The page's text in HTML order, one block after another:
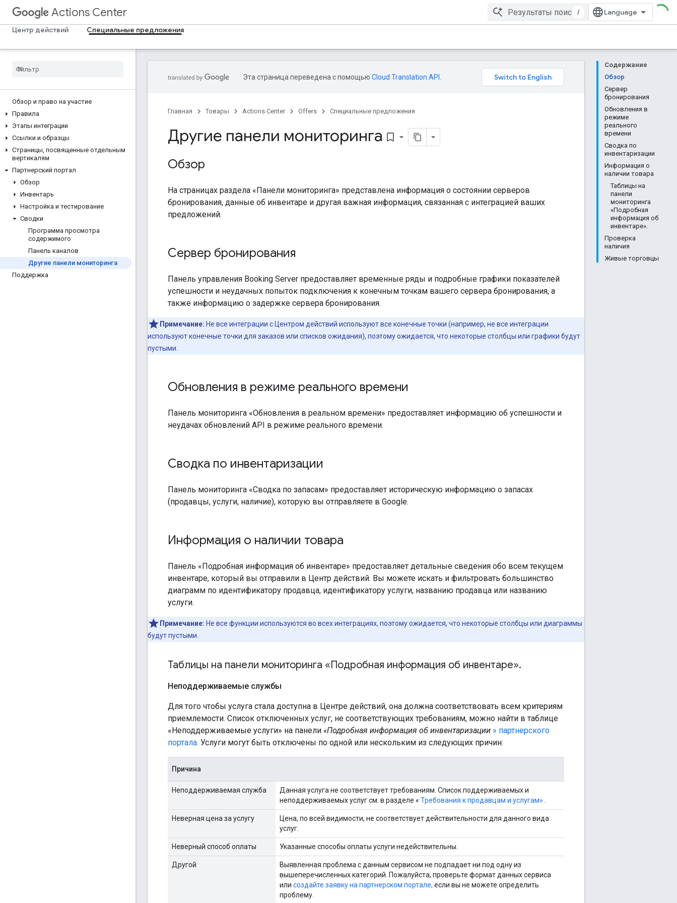
Actions Center
/
Центр действий
Специальные предложения
Обзор и право на участие
Правила
Этапы интеграции
Ссылки и образцы
Страницы, посвященные отдельным
вертикалям
Партнерский портал
Обзор
Инвентарь
Настройка и тестирование
Сводки
Программа просмотра
содержимого
Панель каналов
Другие панели мониторинга
Поддержка
Содержание
Обзор
Сервер
бронирования
Обновления в
режиме
реального
времени
Сводка по
инвентаризации
Информация о
наличии товара
Таблицы на
панели
мониторинга
«Подробная
информация об
инвентаре».
Проверка
наличия
Живые торговцы
Эта страница переведена с помощью Cloud Translation API
Главная Товары Actions Center Offers Специальные предложения
Другие панели мониторинга bookmark_border
Обзор
На страницах раздела «Панели мониторинга» представлена ​​информация о состоянии серверов
бронирования, данные об инвентаре и другая важная информация, связанная с интеграцией ваших
предложений.
Сервер бронирования
Панель управления Booking Server предоставляет временные ряды и подробные графики показателей
успешности и неудачных попыток подключения к конечным точкам вашего сервера бронирования, а
также информацию о задержке сервера бронирования.
Примечание: Не все интеграции с Центром действий используют все конечные точки (например, не все интеграции
используют конечные точки для заказов или списков ожидания), поэтому ожидается, что некоторые столбцы или графики будут
пустыми.
Обновления в режиме реального времени
Панель мониторинга «Обновления в реальном времени» предоставляет информацию об успешности и
неудачах обновлений API в режиме реального времени.
Сводка по инвентаризации
Панель мониторинга «Сводка по запасам» предоставляет историческую информацию о запасах
(продавцы, услуги, наличие), которую вы отправляете в Google.
Информация о наличии товара
Панель «Подробная информация об инвентаре» предоставляет детальные сведения обо всем текущем
инвентаре, который вы отправили в Центр действий. Вы можете искать и фильтровать большинство
диаграмм по идентификатору продавца, идентификатору услуги, названию продавца или названию
услуги.
Примечание: Не все функции используются во всех интеграциях, поэтому ожидается, что некоторые столбцы или диаграммы
будут пустыми.
Таблицы на панели мониторинга «Подробная информация об инвентаре».
Неподдерживаемые службы
Для того чтобы услуга стала доступна в Центре действий, она должна соответствовать всем критериям
приемлемости. Список отключенных услуг, не соответствующих требованиям, можно найти в таблице
«Неподдерживаемые услуги» на панели «Подробная информация об инвентаризации » партнерского
портала. Услуги могут быть отключены по одной или нескольким из следующих причин:
Причина
Неподдерживаемая служба
Данная услуга не соответствует требованиям. Список поддерживаемых и
неподдерживаемых услуг см. в разделе « Требования к продавцам и услугам»
Неверная цена за услугу
Цена, по всей видимости, не соответствует действительности для данного вида
услуг.
Неверный способ оплаты Указанные способы оплаты услуги недействительны.
Другой
Выявленная проблема с данным сервисом не подпадает ни под одну из
вышеперечисленных категорий. Пожалуйста, проверьте формат данных сервиса
или создайте заявку на партнерском портале, если вы не можете определить
проблему.